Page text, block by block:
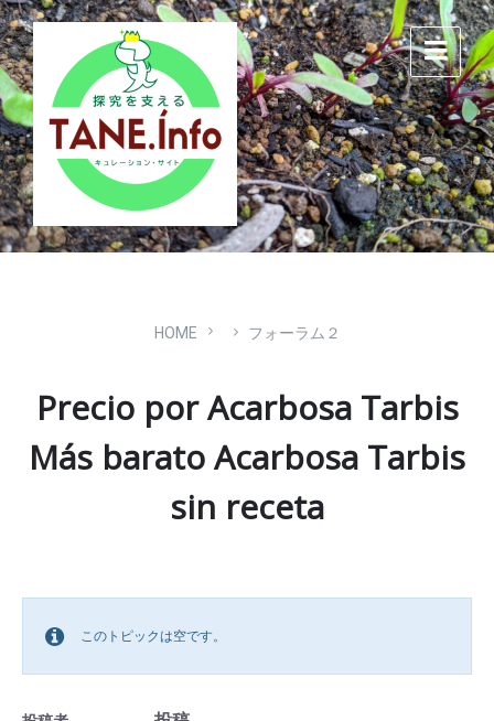
Skip
to
content
Skip
to
main
navigation
Skip
to
footer
HOME フォーラム２
Precio por Acarbosa Tarbis
Más barato Acarbosa Tarbis
sin receta
このトピックは空です。